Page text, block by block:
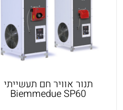
תנור אוויר חם תעשייתי
Biemmedue SP60